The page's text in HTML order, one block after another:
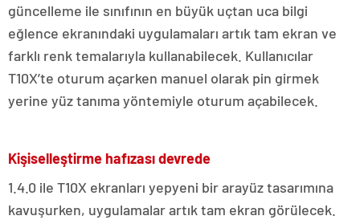
güncelleme ile sınıfının en büyük uçtan uca bilgi
eğlence ekranındaki uygulamaları artık tam ekran ve
farklı renk temalarıyla kullanabilecek. Kullanıcılar
T10X’te oturum açarken manuel olarak pin girmek
yerine yüz tanıma yöntemiyle oturum açabilecek.
Kişiselleştirme hafızası devrede
1.4.0 ile T10X ekranları yepyeni bir arayüz tasarımına
kavuşurken, uygulamalar artık tam ekran görülecek.